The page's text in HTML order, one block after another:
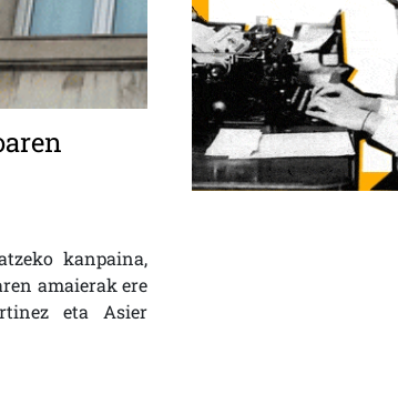
ETA IKASTURTE AKADEMIKOAREN AMAIERA SARRERAN
kanpaina,
amaierak ere
eta Asier